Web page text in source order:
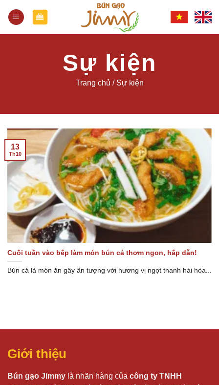
Sự kiện
Trang chủ/ Sự kiện
Cuối tuần vào bếp làm món bún cá thơm ngon, hấp dẫn!
Bún cá là món ăn gây ấn tượng với hương vị ngọt thanh hài hòa...
13
Th10
Giới thiệu
Bún gạo Jimmy là nhãn hàng của công ty TNHH